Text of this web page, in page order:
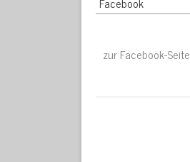
zur Facebook-Seite